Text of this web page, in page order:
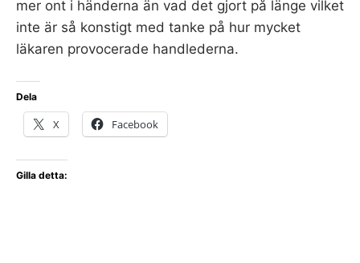
mer ont i händerna än vad det gjort på länge vilket
inte är så konstigt med tanke på hur mycket
läkaren provocerade handlederna.
Dela
X Facebook
Gilla detta: